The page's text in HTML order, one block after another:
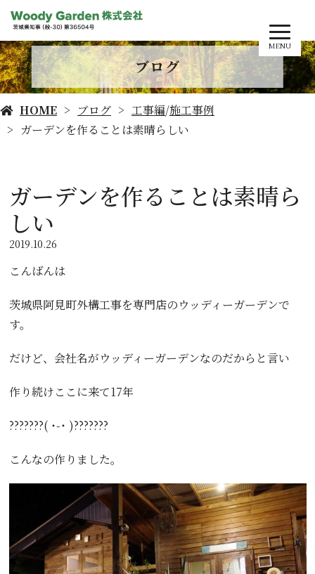
MENU
ブログ
HOME ブログ 工事編/施工事例
ガーデンを作ることは素晴らしい
ガーデンを作ることは素晴ら
しい
2019.10.26
こんばんは
茨城県阿見町外構工事を専門店のウッディーガーデンで
す。
だけど、会社名がウッディーガーデンなのだからと言い
作り続けここに来て17年
???????( ˙-˙ )???????
こんなの作りました。